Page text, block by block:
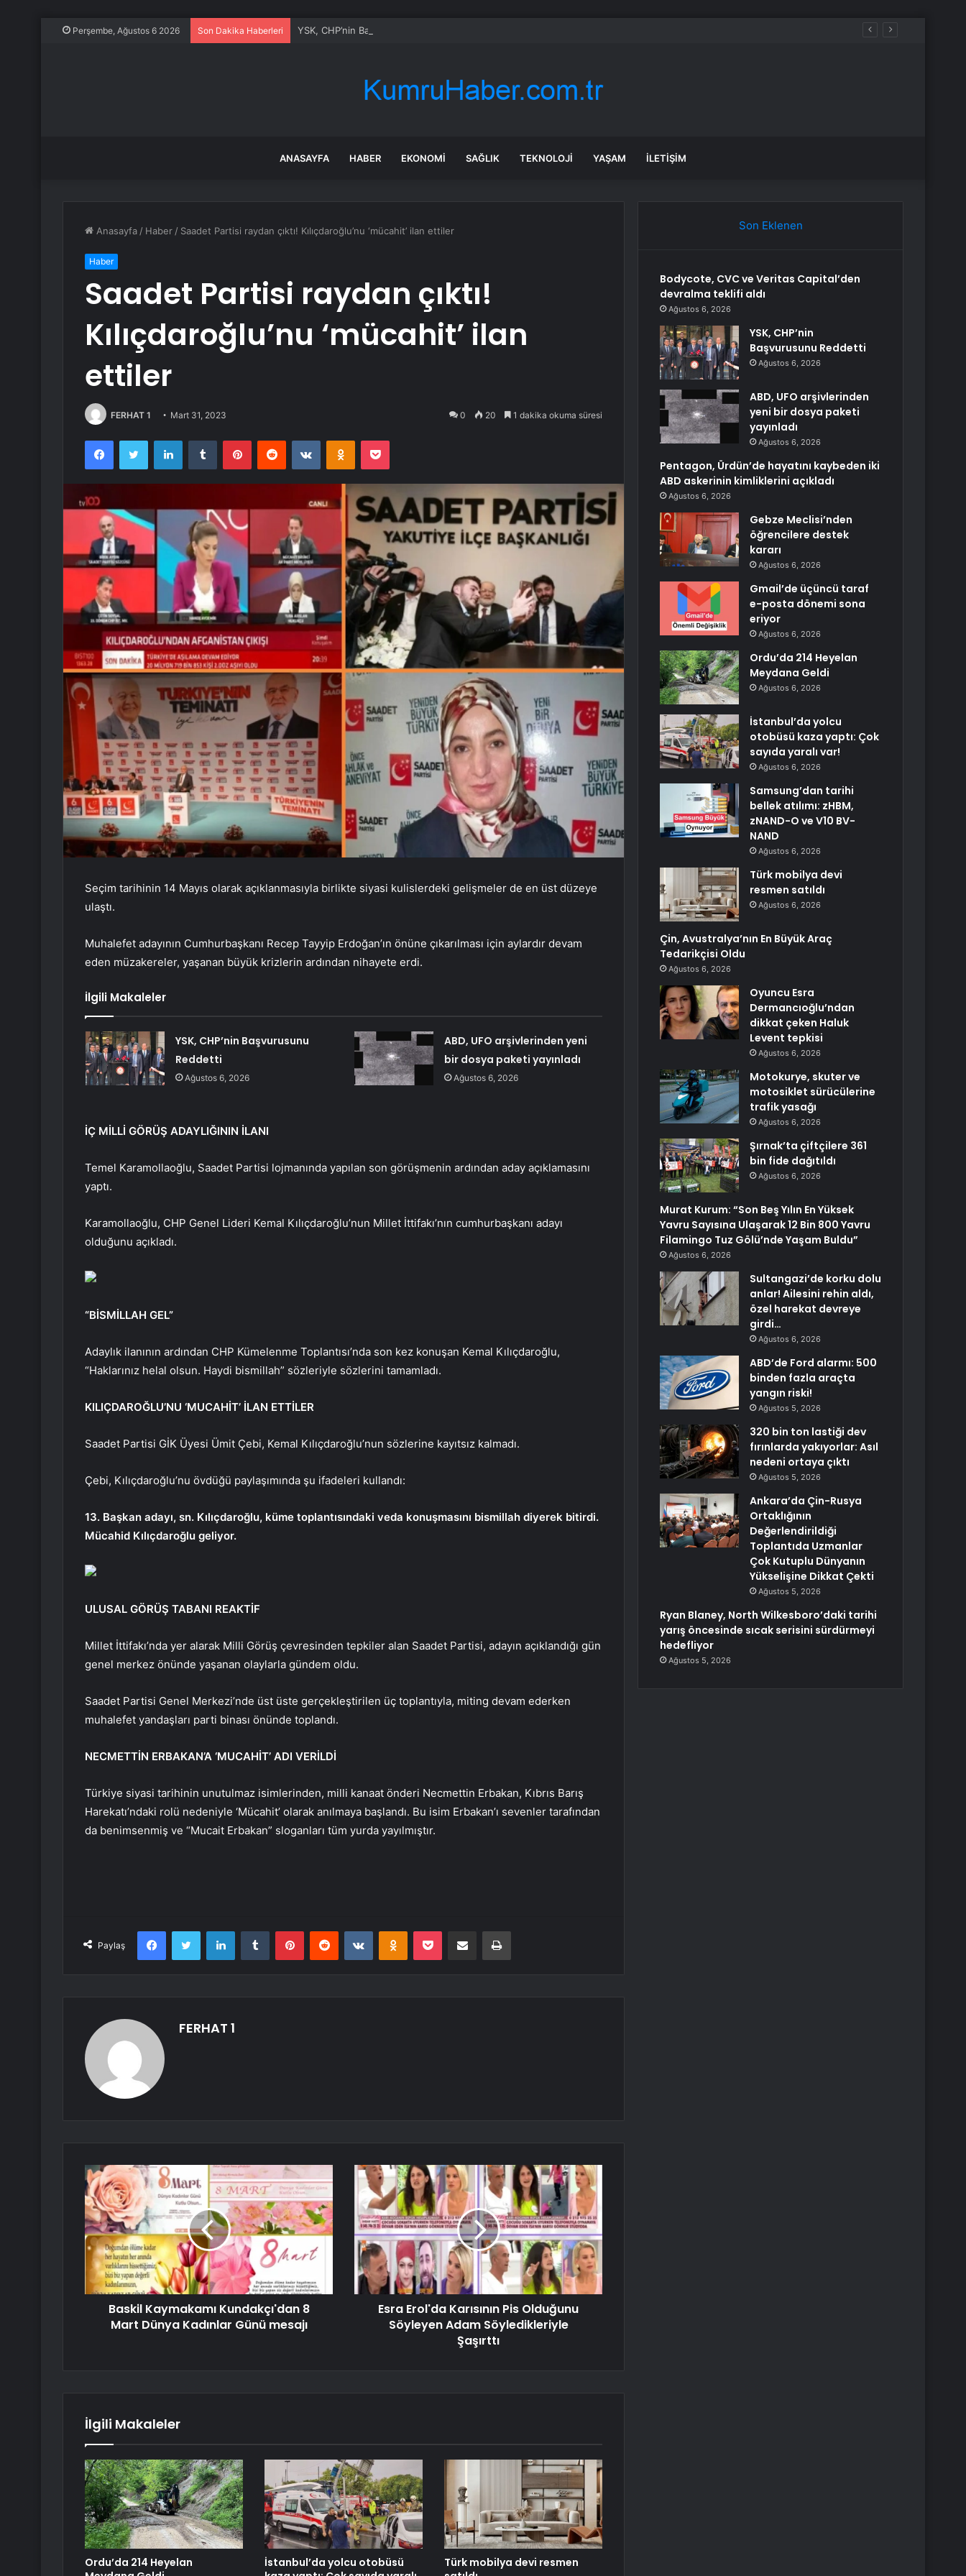
Perşembe, Ağustos 6 2026 Son Dakika Haberleri YSK, CHP’nin Başvurusunu Reddetti
ANASAYFA HABER EKONOMI SAĞLIK TEKNOLOJI YAŞAM İLETIŞIM
Anasayfa / Haber / Saadet Partisi raydan çıktı! Kılıçdaroğlu’nu ‘mücahit’ ilan ettiler
Haber
Saadet Partisi raydan çıktı!
Kılıçdaroğlu’nu ‘mücahit’ ilan
ettiler
FERHAT 1 Mart 31, 2023 0 20 1 dakika okuma süresi
FacebookTwitter LinkedInTumblr PinterestReddit VKontakteOdnoklassniki
Pocket
Seçim tarihinin 14 Mayıs olarak açıklanmasıyla birlikte siyasi kulislerdeki gelişmeler de en üst düzeye
ulaştı.
Muhalefet adayının Cumhurbaşkanı Recep Tayyip Erdoğan’ın önüne çıkarılması için aylardır devam
eden müzakereler, yaşanan büyük krizlerin ardından nihayete erdi.
İlgili Makaleler
YSK, CHP’nin Başvurusunu
Reddetti
Ağustos 6, 2026
ABD, UFO arşivlerinden yeni
bir dosya paketi yayınladı
Ağustos 6, 2026
İÇ MİLLİ GÖRÜŞ ADAYLIĞININ İLANI
Temel Karamollaoğlu, Saadet Partisi lojmanında yapılan son görüşmenin ardından aday açıklamasını
yaptı.
Karamollaoğlu, CHP Genel Lideri Kemal Kılıçdaroğlu’nun Millet İttifakı’nın cumhurbaşkanı adayı
olduğunu açıkladı.
“BİSMİLLAH GEL”
Adaylık ilanının ardından CHP Kümelenme Toplantısı’nda son kez konuşan Kemal Kılıçdaroğlu,
“Haklarınız helal olsun. Haydi bismillah” sözleriyle sözlerini tamamladı.
KILIÇDAROĞLU’NU ‘MUCAHİT’ İLAN ETTİLER
Saadet Partisi GİK Üyesi Ümit Çebi, Kemal Kılıçdaroğlu’nun sözlerine kayıtsız kalmadı.
Çebi, Kılıçdaroğlu’nu övdüğü paylaşımında şu ifadeleri kullandı:
13. Başkan adayı, sn. Kılıçdaroğlu, küme toplantısındaki veda konuşmasını bismillah diyerek bitirdi.
Mücahid Kılıçdaroğlu geliyor.
ULUSAL GÖRÜŞ TABANI REAKTİF
Millet İttifakı’nda yer alarak Milli Görüş çevresinden tepkiler alan Saadet Partisi, adayın açıklandığı gün
genel merkez önünde yaşanan olaylarla gündem oldu.
Saadet Partisi Genel Merkezi’nde üst üste gerçekleştirilen üç toplantıyla, miting devam ederken
muhalefet yandaşları parti binası önünde toplandı.
NECMETTİN ERBAKAN’A ‘MUCAHİT’ ADI VERİLDİ
Türkiye siyasi tarihinin unutulmaz isimlerinden, milli kanaat önderi Necmettin Erbakan, Kıbrıs Barış
Harekatı’ndaki rolü nedeniyle ‘Mücahit’ olarak anılmaya başlandı. Bu isim Erbakan’ı sevenler tarafından
da benimsenmiş ve “Mucait Erbakan” sloganları tüm yurda yayılmıştır.
Paylaş
FacebookTwitter LinkedInTumblr PinterestReddit VKontakteOdnoklassniki
Pocket E-Posta ile paylaş Yazdır
FERHAT 1
Baskil Kaymakamı Kundakçı'dan 8
Mart Dünya Kadınlar Günü mesajı
Esra Erol'da Karısının Pis Olduğunu
Söyleyen Adam Söyledikleriyle
Şaşırttı
İlgili Makaleler
Ordu’da 214 Heyelan
İstanbul’da yolcu otobüsü
Türk mobilya devi resmen
Son Eklenen
Bodycote, CVC ve Veritas Capital’den
devralma teklifi aldı
Ağustos 6, 2026
YSK, CHP’nin
Başvurusunu Reddetti
Ağustos 6, 2026
ABD, UFO arşivlerinden
yeni bir dosya paketi
yayınladı
Ağustos 6, 2026
Pentagon, Ürdün’de hayatını kaybeden iki
ABD askerinin kimliklerini açıkladı
Ağustos 6, 2026
Gebze Meclisi’nden
öğrencilere destek
kararı
Ağustos 6, 2026
Gmail’de üçüncü taraf
e-posta dönemi sona
eriyor
Ağustos 6, 2026
Ordu’da 214 Heyelan
Meydana Geldi
Ağustos 6, 2026
İstanbul’da yolcu
otobüsü kaza yaptı: Çok
sayıda yaralı var!
Ağustos 6, 2026
Samsung’dan tarihi
bellek atılımı: zHBM,
zNAND-O ve V10 BV-
NAND
Ağustos 6, 2026
Türk mobilya devi
resmen satıldı
Ağustos 6, 2026
Çin, Avustralya’nın En Büyük Araç
Tedarikçisi Oldu
Ağustos 6, 2026
Oyuncu Esra
Dermancıoğlu’ndan
dikkat çeken Haluk
Levent tepkisi
Ağustos 6, 2026
Motokurye, skuter ve
motosiklet sürücülerine
trafik yasağı
Ağustos 6, 2026
Şırnak’ta çiftçilere 361
bin fide dağıtıldı
Ağustos 6, 2026
Murat Kurum: “Son Beş Yılın En Yüksek
Yavru Sayısına Ulaşarak 12 Bin 800 Yavru
Filamingo Tuz Gölü’nde Yaşam Buldu”
Ağustos 6, 2026
Sultangazi’de korku dolu
anlar! Ailesini rehin aldı,
özel harekat devreye
girdi…
Ağustos 6, 2026
ABD’de Ford alarmı: 500
binden fazla araçta
yangın riski!
Ağustos 5, 2026
320 bin ton lastiği dev
fırınlarda yakıyorlar: Asıl
nedeni ortaya çıktı
Ağustos 5, 2026
Ankara’da Çin-Rusya
Ortaklığının
Değerlendirildiği
Toplantıda Uzmanlar
Çok Kutuplu Dünyanın
Yükselişine Dikkat Çekti
Ağustos 5, 2026
Ryan Blaney, North Wilkesboro’daki tarihi
yarış öncesinde sıcak serisini sürdürmeyi
hedefliyor
Ağustos 5, 2026